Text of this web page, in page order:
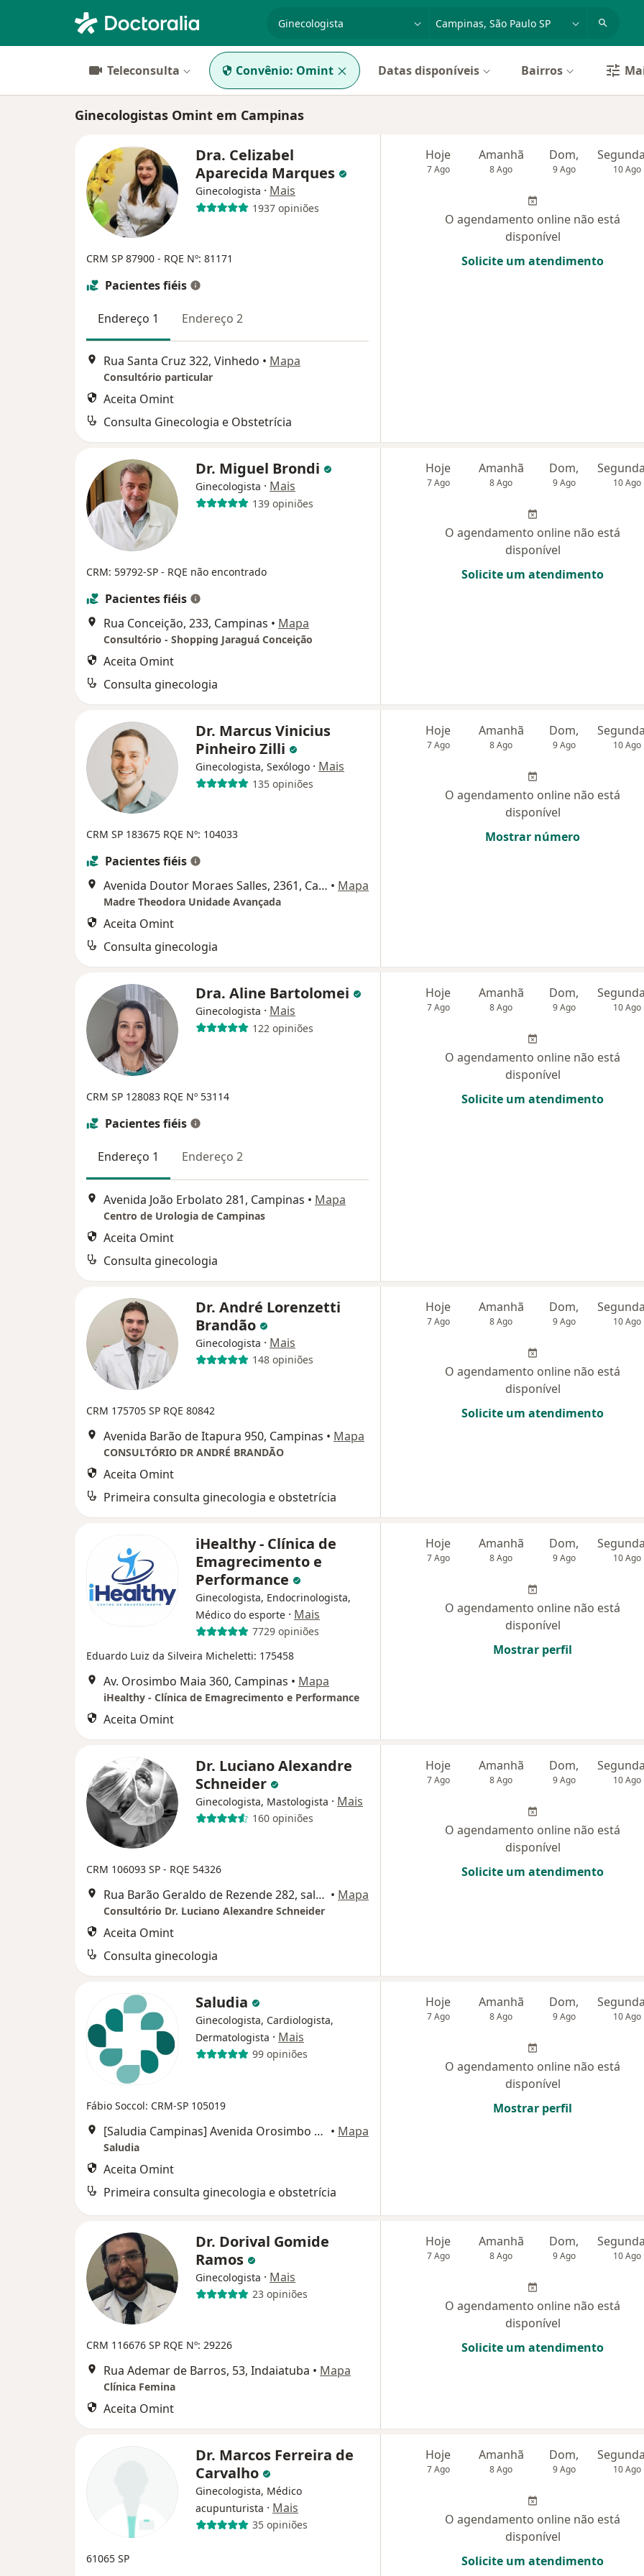
Teleconsulta Convênio: Omint Datas disponíveis Bairros
Ginecologistas Omint em Campinas
Dra. Celizabel
Aparecida Marques
Ginecologista · Mais
1937 opiniões
CRM SP 87900 - RQE Nº: 81171
Pacientes fiéis
Endereço 1 Endereço 2
Rua Santa Cruz 322, Vinhedo • Mapa
Consultório particular
Aceita Omint
Consulta Ginecologia e Obstetrícia
Hoje
7 Ago
Amanhã
8 Ago
Dom,
9 Ago 10 Ago
O agendamento online não está
disponível
Solicite um atendimento
Dr. Miguel Brondi
Ginecologista · Mais
139 opiniões
CRM: 59792-SP - RQE não encontrado
Pacientes fiéis
Rua Conceição, 233, Campinas • Mapa
Consultório - Shopping Jaraguá Conceição
Aceita Omint
Consulta ginecologia
Hoje
7 Ago
Amanhã
8 Ago
Dom,
9 Ago 10 Ago
O agendamento online não está
disponível
Solicite um atendimento
Dr. Marcus Vinicius
Pinheiro Zilli
Ginecologista, Sexólogo · Mais
135 opiniões
CRM SP 183675 RQE Nº: 104033
Pacientes fiéis
Avenida Doutor Moraes Salles, 2361, Campinas • Mapa
Madre Theodora Unidade Avançada
Aceita Omint
Consulta ginecologia
Hoje
7 Ago
Amanhã
8 Ago
Dom,
9 Ago 10 Ago
O agendamento online não está
disponível
Mostrar número
Dra. Aline Bartolomei
Ginecologista · Mais
122 opiniões
CRM SP 128083 RQE Nº 53114
Pacientes fiéis
Endereço 1 Endereço 2
Avenida João Erbolato 281, Campinas • Mapa
Centro de Urologia de Campinas
Aceita Omint
Consulta ginecologia
Hoje
7 Ago
Amanhã
8 Ago
Dom,
9 Ago 10 Ago
O agendamento online não está
disponível
Solicite um atendimento
Dr. André Lorenzetti
Brandão
Ginecologista · Mais
148 opiniões
CRM 175705 SP RQE 80842
Avenida Barão de Itapura 950, Campinas • Mapa
CONSULTÓRIO DR ANDRÉ BRANDÃO
Aceita Omint
Primeira consulta ginecologia e obstetrícia
Hoje
7 Ago
Amanhã
8 Ago
Dom,
9 Ago 10 Ago
O agendamento online não está
disponível
Solicite um atendimento
iHealthy - Clínica de
Emagrecimento e
Performance
Ginecologista, Endocrinologista,
Médico do esporte · Mais
7729 opiniões
Eduardo Luiz da Silveira Micheletti: 175458
Av. Orosimbo Maia 360, Campinas • Mapa
iHealthy - Clínica de Emagrecimento e Performance
Aceita Omint
Hoje
7 Ago
Amanhã
8 Ago
Dom,
9 Ago 10 Ago
O agendamento online não está
disponível
Mostrar perfil
Dr. Luciano Alexandre
Schneider
Ginecologista, Mastologista · Mais
160 opiniões
CRM 106093 SP - RQE 54326
Rua Barão Geraldo de Rezende 282, sala 33, Campinas • Mapa
Consultório Dr. Luciano Alexandre Schneider
Aceita Omint
Consulta ginecologia
Hoje
7 Ago
Amanhã
8 Ago
Dom,
9 Ago 10 Ago
O agendamento online não está
disponível
Solicite um atendimento
Saludia
Ginecologista, Cardiologista,
Dermatologista · Mais
99 opiniões
Fábio Soccol: CRM-SP 105019
[Saludia Campinas] Avenida Orosimbo Maia 360, Campinas • Mapa
Saludia
Aceita Omint
Primeira consulta ginecologia e obstetrícia
Hoje
7 Ago
Amanhã
8 Ago
Dom,
9 Ago 10 Ago
O agendamento online não está
disponível
Mostrar perfil
Dr. Dorival Gomide
Ramos
Ginecologista · Mais
23 opiniões
CRM 116676 SP RQE Nº: 29226
Rua Ademar de Barros, 53, Indaiatuba • Mapa
Clínica Femina
Aceita Omint
Hoje
7 Ago
Amanhã
8 Ago
Dom,
9 Ago 10 Ago
O agendamento online não está
disponível
Solicite um atendimento
Dr. Marcos Ferreira de
Carvalho
Ginecologista, Médico
acupunturista · Mais
35 opiniões
61065 SP
Hoje
7 Ago
Amanhã
8 Ago
Dom,
9 Ago 10 Ago
O agendamento online não está
disponível
Solicite um atendimento